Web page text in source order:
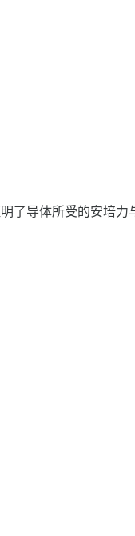
了导体所受的安培力